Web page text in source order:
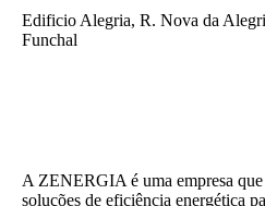
Edificio Alegria, R. Nova da
Funchal
A ZENERGIA é uma empresa
soluções de eficiência energética